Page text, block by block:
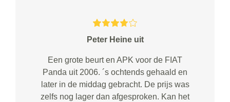
Peter Heine uit
Een grote beurt en APK voor de FIAT
Panda uit 2006. ´s ochtends gehaald en
later in de middag gebracht. De prijs was
zelfs nog lager dan afgesproken. Kan het